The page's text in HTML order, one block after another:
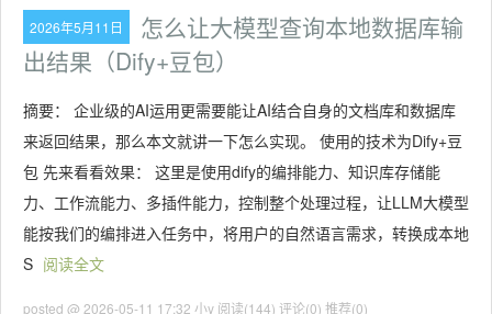
2026年5月11日
怎么让大模型查询本地数据库输
出结果（Dify+豆包）
摘要： 企业级的AI运用更需要能让AI结合自身的文档库和数据库
来返回结果，那么本文就讲一下怎么实现。 使用的技术为Dify+豆
包 先来看看效果： 这里是使用dify的编排能力、知识库存储能
力、工作流能力、多插件能力，控制整个处理过程，让LLM大模型
能按我们的编排进入任务中，将用户的自然语言需求，转换成本地
S 阅读全文
posted @ 2026-05-11 17:32 小y 阅读(144) 评论(0) 推荐(0)